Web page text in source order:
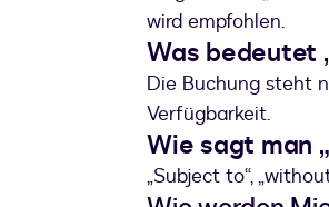
wird empfohlen.
Was bedeutet
Die Buchung steht
Verfügbarkeit.
Wie sagt man
„Subject to“,